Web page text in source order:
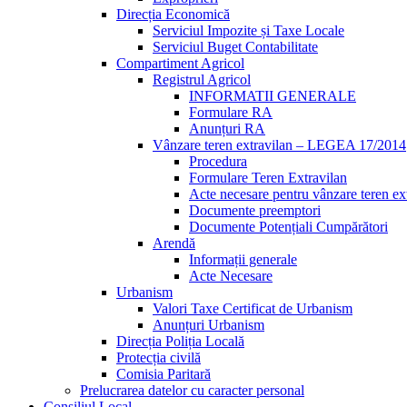
Direcția Economică
Serviciul Impozite și Taxe Locale
Serviciul Buget Contabilitate
Compartiment Agricol
Registrul Agricol
INFORMATII GENERALE
Formulare RA
Anunțuri RA
Vânzare teren extravilan – LEGEA 17/2014
Procedura
Formulare Teren Extravilan
Acte necesare pentru vânzare teren
Documente preemptori
Documente Potențiali Cumpărători
Arendă
Informații generale
Acte Necesare
Urbanism
Valori Taxe Certificat de Urbanism
Anunțuri Urbanism
Direcția Poliția Locală
Protecția civilă
Comisia Paritară
Prelucrarea datelor cu caracter personal